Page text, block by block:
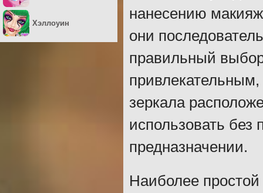
нанесению
они
правильный
зеркала
использовать без
предназначении.
Наиболее
Хэллоуин